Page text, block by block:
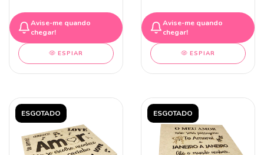
Avise-me quando
chegar!
ESPIAR
Avise-me quando
chegar!
ESPIAR
ESGOTADO ESGOTADO